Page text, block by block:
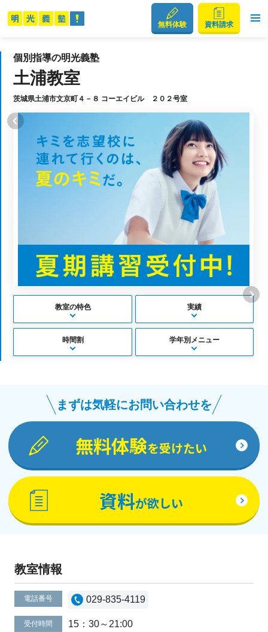
無料体験 資料請求
個別指導の明光義塾
土浦教室
茨城県土浦市文京町４－８ コーエイビル ２０２号室
教室の特色 実績
時間割 学年別メニュー
まずは気軽にお問い合わせを
無料体験を受けたい
資料が欲しい
教室情報
電話番号 029-835-4119
受付時間 15：30～21:00